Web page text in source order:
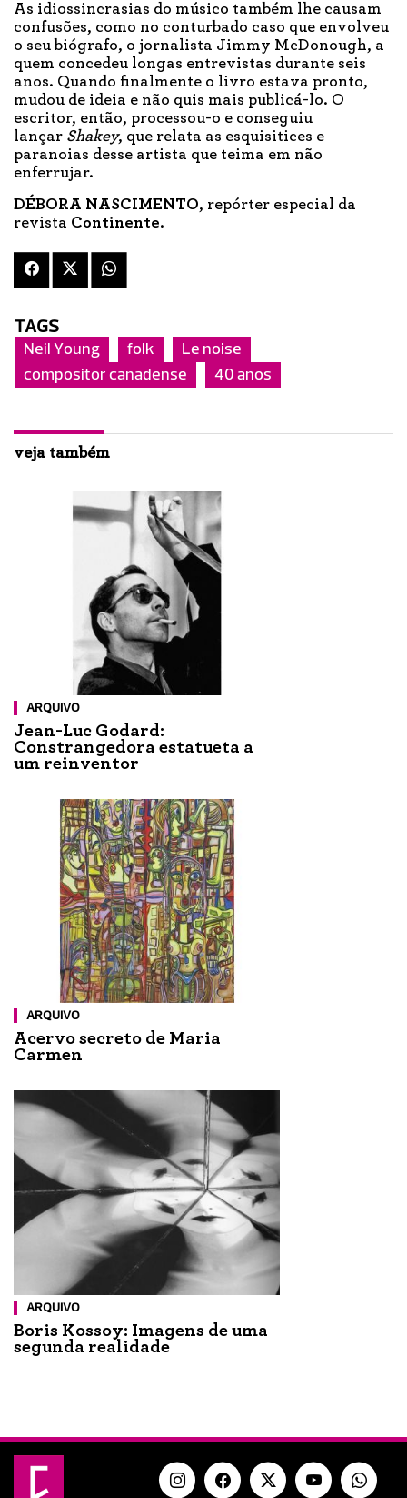
As idiossincrasias do músico também lhe causam
confusões, como no conturbado caso que envolveu
o seu biógrafo, o jornalista Jimmy McDonough, a
quem concedeu longas entrevistas durante seis
anos. Quando finalmente o livro estava pronto,
mudou de ideia e não quis mais publicá-lo. O
escritor, então, processou-o e conseguiu
lançar Shakey, que relata as esquisitices e
paranoias desse artista que teima em não
enferrujar.
DÉBORA NASCIMENTO, repórter especial da
revista Continente.
TAGS
Neil Young folk
Le noise
compositor canadense
40 anos
veja também
ARQUIVO
Jean-Luc Godard:
Constrangedora estatueta a
um reinventor
ARQUIVO
Acervo secreto de Maria
Carmen
ARQUIVO
Boris Kossoy: Imagens de uma
segunda realidade